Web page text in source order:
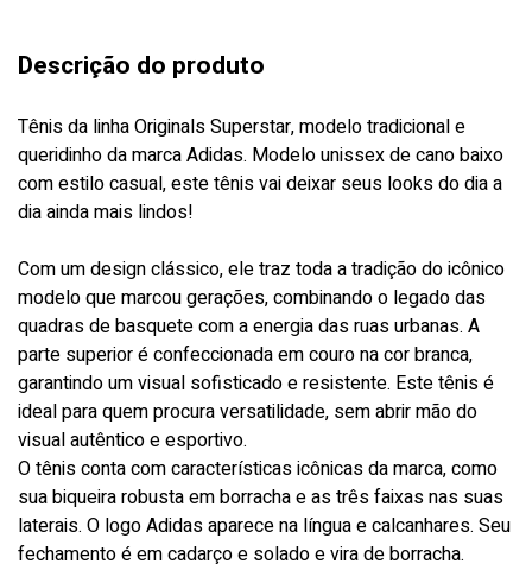
Descrição do produto
Tênis da linha Originals Superstar, modelo tradicional e
queridinho da marca Adidas. Modelo unissex de cano baixo
com estilo casual, este tênis vai deixar seus looks do dia a
dia ainda mais lindos!
Com um design clássico, ele traz toda a tradição do icônico
modelo que marcou gerações, combinando o legado das
quadras de basquete com a energia das ruas urbanas. A
parte superior é confeccionada em couro na cor branca,
garantindo um visual sofisticado e resistente. Este tênis é
ideal para quem procura versatilidade, sem abrir mão do
visual autêntico e esportivo.
O tênis conta com características icônicas da marca, como
sua biqueira robusta em borracha e as três faixas nas suas
laterais. O logo Adidas aparece na língua e calcanhares. Seu
fechamento é em cadarço e solado e vira de borracha.